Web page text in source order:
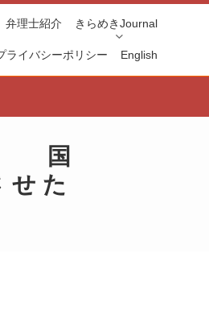
弁理士紹介 きらめきJournal
ライバシーポリシー English
国
た